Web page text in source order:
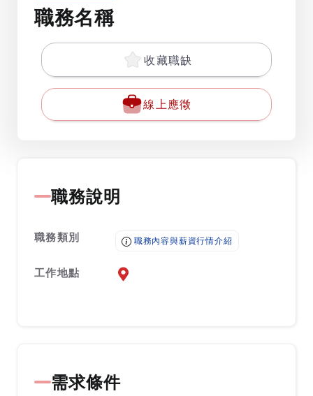
職務名稱
收藏職缺
線上應徵
職務說明
職務類別 職務內容與薪資行情介紹
工作地點 前往查看地圖
需求條件